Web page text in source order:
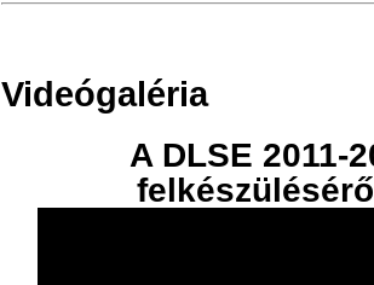
Videógaléria
A DLSE 2011-